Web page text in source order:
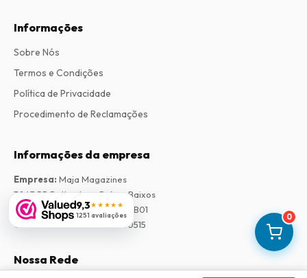
0
9,3★★★★★
1251 avaliações
Informações
Sobre Nós
Termos e Condições
Política de Privacidade
Procedimento de Reclamações
Informações da empresa
Empresa: Maja Magazines
3043 PR Rotterdam, Países Baixos
Número de IVA:NL817937778B01
Câmara de Comércio:27300515
Nossa Rede